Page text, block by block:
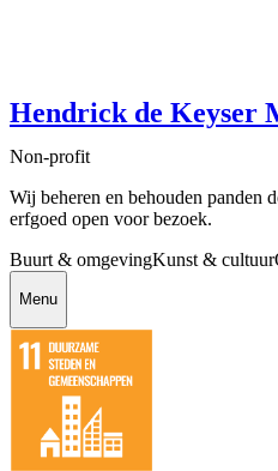
Hendrick de Keyser
Non-profit
Wij beheren en behouden panden
erfgoed open voor bezoek.
Buurt & omgevingKunst & cultuur
Menu